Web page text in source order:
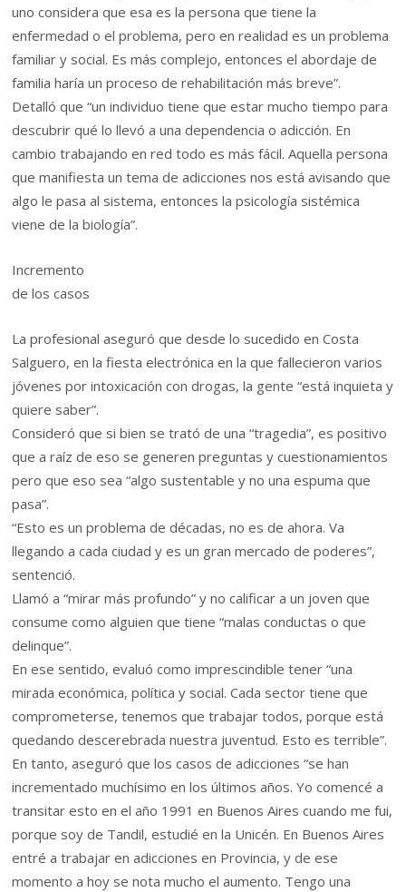
uno considera que esa es la persona que tiene la
enfermedad o el problema, pero en realidad es un problema
familiar y social. Es más complejo, entonces el abordaje de
familia haría un proceso de rehabilitación más breve”.
Detalló que “un individuo tiene que estar mucho tiempo para
descubrir qué lo llevó a una dependencia o adicción. En
cambio trabajando en red todo es más fácil. Aquella persona
que manifiesta un tema de adicciones nos está avisando que
algo le pasa al sistema, entonces la psicología sistémica
viene de la biología”.
Incremento
de los casos
La profesional aseguró que desde lo sucedido en Costa
Salguero, en la fiesta electrónica en la que fallecieron varios
jóvenes por intoxicación con drogas, la gente “está inquieta y
quiere saber”.
Consideró que si bien se trató de una “tragedia”, es positivo
que a raíz de eso se generen preguntas y cuestionamientos
pero que eso sea “algo sustentable y no una espuma que
pasa”.
“Esto es un problema de décadas, no es de ahora. Va
llegando a cada ciudad y es un gran mercado de poderes”,
sentenció.
Llamó a “mirar más profundo” y no calificar a un joven que
consume como alguien que tiene “malas conductas o que
delinque”.
En ese sentido, evaluó como imprescindible tener “una
mirada económica, política y social. Cada sector tiene que
comprometerse, tenemos que trabajar todos, porque está
quedando descerebrada nuestra juventud. Esto es terrible”.
En tanto, aseguró que los casos de adicciones “se han
incrementado muchísimo en los últimos años. Yo comencé a
transitar esto en el año 1991 en Buenos Aires cuando me fui,
porque soy de Tandil, estudié en la Unicén. En Buenos Aires
entré a trabajar en adicciones en Provincia, y de ese
momento a hoy se nota mucho el aumento. Tengo una